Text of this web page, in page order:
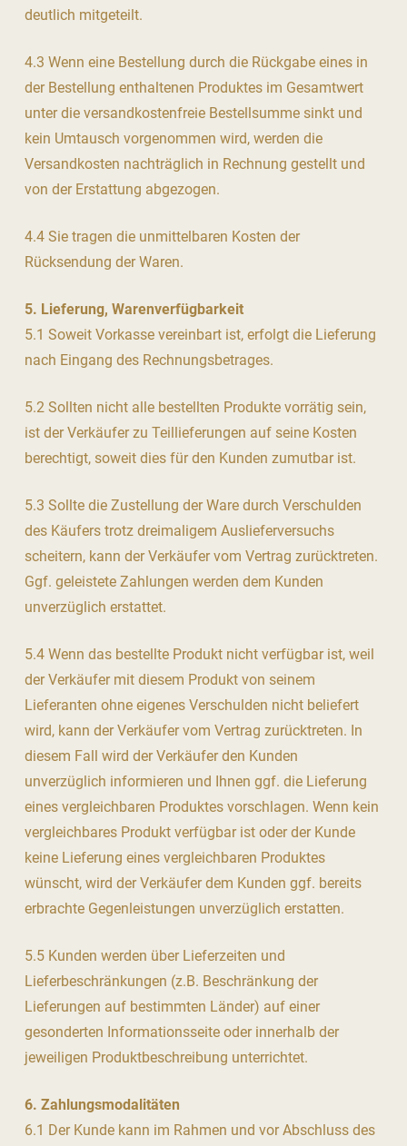
deutlich mitgeteilt.
4.3 Wenn eine Bestellung durch die Rückgabe eines in
der Bestellung enthaltenen Produktes im Gesamtwert
unter die versandkostenfreie Bestellsumme sinkt und
kein Umtausch vorgenommen wird, werden die
Versandkosten nachträglich in Rechnung gestellt und
von der Erstattung abgezogen.
4.4 Sie tragen die unmittelbaren Kosten der
Rücksendung der Waren.
5. Lieferung, Warenverfügbarkeit
5.1 Soweit Vorkasse vereinbart ist, erfolgt die Lieferung
nach Eingang des Rechnungsbetrages.
5.2 Sollten nicht alle bestellten Produkte vorrätig sein,
ist der Verkäufer zu Teillieferungen auf seine Kosten
berechtigt, soweit dies für den Kunden zumutbar ist.
5.3 Sollte die Zustellung der Ware durch Verschulden
des Käufers trotz dreimaligem Auslieferversuchs
scheitern, kann der Verkäufer vom Vertrag zurücktreten.
Ggf. geleistete Zahlungen werden dem Kunden
unverzüglich erstattet.
5.4 Wenn das bestellte Produkt nicht verfügbar ist, weil
der Verkäufer mit diesem Produkt von seinem
Lieferanten ohne eigenes Verschulden nicht beliefert
wird, kann der Verkäufer vom Vertrag zurücktreten. In
diesem Fall wird der Verkäufer den Kunden
unverzüglich informieren und Ihnen ggf. die Lieferung
eines vergleichbaren Produktes vorschlagen. Wenn kein
vergleichbares Produkt verfügbar ist oder der Kunde
keine Lieferung eines vergleichbaren Produktes
wünscht, wird der Verkäufer dem Kunden ggf. bereits
erbrachte Gegenleistungen unverzüglich erstatten.
5.5 Kunden werden über Lieferzeiten und
Lieferbeschränkungen (z.B. Beschränkung der
Lieferungen auf bestimmten Länder) auf einer
gesonderten Informationsseite oder innerhalb der
jeweiligen Produktbeschreibung unterrichtet.
6. Zahlungsmodalitäten
6.1 Der Kunde kann im Rahmen und vor Abschluss des